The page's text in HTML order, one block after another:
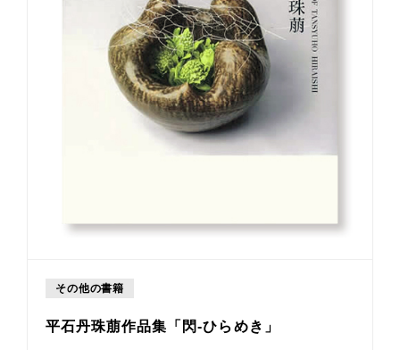
その他の書籍
平石丹珠萠作品集「閃-ひらめき」